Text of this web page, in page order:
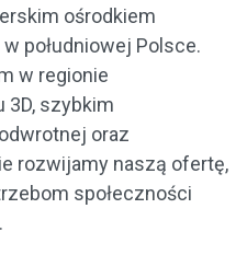
ośrodkiem
południowej Polsce.
w regionie
3D, szybkim
oraz
rozwijamy naszą ofertę,
społeczności